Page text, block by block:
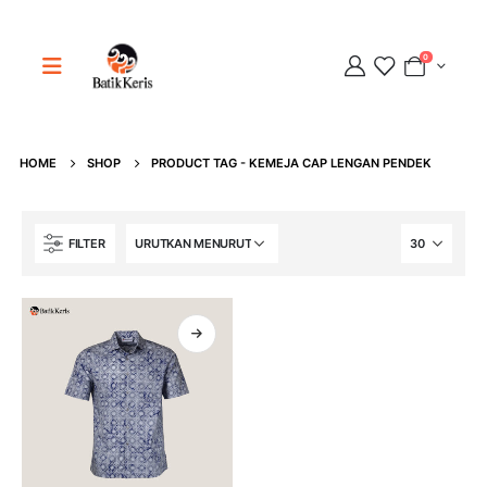
0
HOME SHOP PRODUCT TAG - KEMEJA CAP LENGAN PENDEK
FILTER